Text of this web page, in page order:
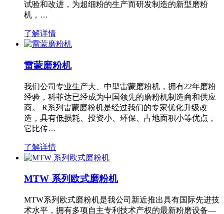
试验和改进，为超细粉的生产而研发制造的新型磨粉
机，…
了解详情
雷蒙磨粉机
我们公司专业生产大、中型雷蒙磨粉机，拥有22年磨粉
经验，科菲达已经成为中国领先的磨粉机制造商和供应
商。 R系列雷蒙磨粉机是经过我们的专家优化升级改
造，具有低损耗、投资小、环保、占地面积小等优点，
它比传…
了解详情
MTW 系列欧式磨粉机
MTW系列欧式磨粉机是我公司新近推出具有国际先进技
术水平，拥有多项自主专利技术产权的最新粉磨设备—